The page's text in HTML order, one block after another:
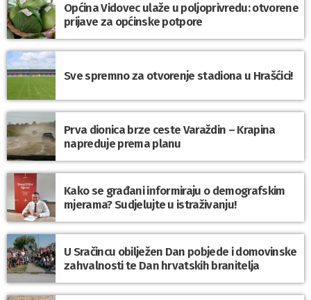
Općina Vidovec ulaže u poljoprivredu: otvorene
prijave za općinske potpore
Sve spremno za otvorenje stadiona u Hrašćici!
Prva dionica brze ceste Varaždin – Krapina
napreduje prema planu
Kako se građani informiraju o demografskim
mjerama? Sudjelujte u istraživanju!
U Sračincu obilježen Dan pobjede i domovinske
zahvalnosti te Dan hrvatskih branitelja